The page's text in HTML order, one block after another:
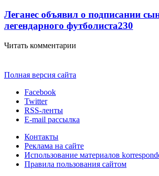
Леганес объявил о подписании
легендарного футболиста230
Читать комментарии
Полная версия сайта
Facebook
Twitter
RSS-ленты
E-mail рассылка
Контакты
Реклама на сайте
Использование материалов
Правила пользования сайтом